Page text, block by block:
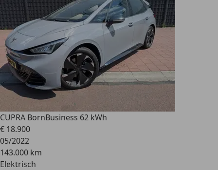
CUPRA BornBusiness 62 kWh
€ 18.900
05/2022
143.000 km
Elektrisch